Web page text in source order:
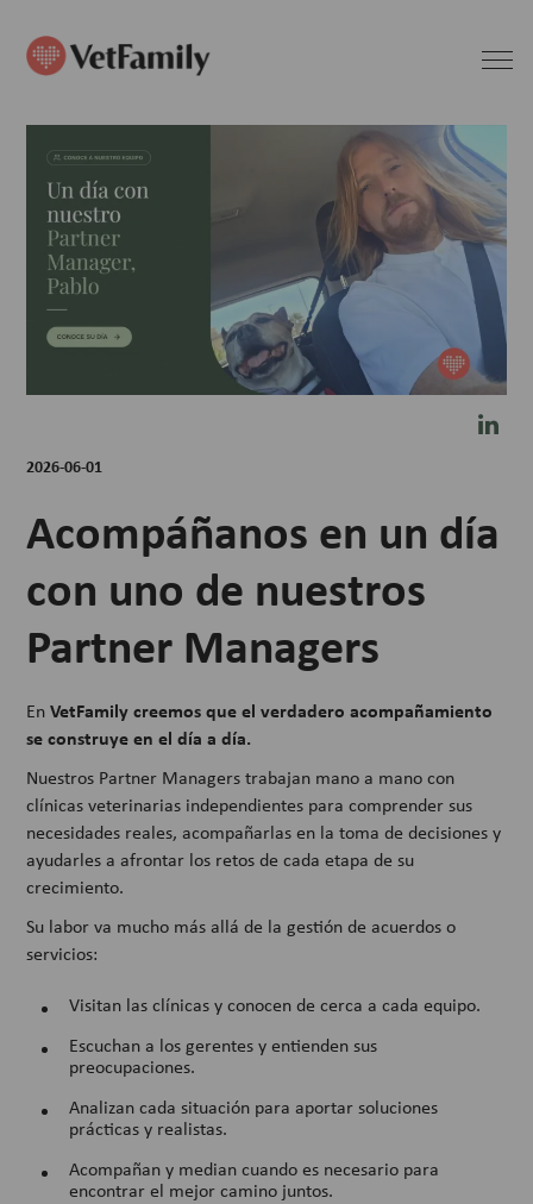
2026-06-01
Acompáñanos en un día
con uno de nuestros
Partner Managers
EnVetFamily creemos que el verdadero acompañamiento
se construye en el día a día.
Nuestros Partner Managers trabajan mano a mano con
clínicas veterinarias independientes para comprender sus
necesidades reales, acompañarlas en la toma de decisiones y
ayudarles a afrontar los retos de cada etapa de su
crecimiento.
Su labor va mucho más allá de la gestión de acuerdos o
servicios:
Visitan las clínicas y conocen de cerca a cada equipo.
Escuchan a los gerentes y entienden sus
preocupaciones.
Analizan cada situación para aportar soluciones
prácticas y realistas.
Acompañan y median cuando es necesario para
encontrar el mejor camino juntos.